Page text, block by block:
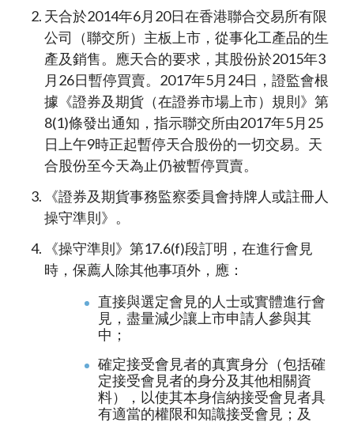
天合於2014年6月20日在香港聯合交易所有限
公司（聯交所）主板上市，從事化工產品的生
產及銷售。應天合的要求，其股份於2015年3
月26日暫停買賣。2017年5月24日，證監會根
據《證券及期貨（在證券市場上市）規則》第
8(1)條發出通知，指示聯交所由2017年5月25
日上午9時正起暫停天合股份的一切交易。天
合股份至今天為止仍被暫停買賣。
《證券及期貨事務監察委員會持牌人或註冊人
操守準則》。
《操守準則》第17.6(f)段訂明，在進行會見
時，保薦人除其他事項外，應：
直接與選定會見的人士或實體進行會
見，盡量減少讓上市申請人參與其
中；
確定接受會見者的真實身分（包括確
定接受會見者的身分及其他相關資
料），以使其本身信納接受會見者具
有適當的權限和知識接受會見；及